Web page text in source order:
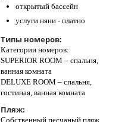
открытый бассейн
услуги няни - платно
Типы номеров:
Категории номеров:
SUPERIOR ROOM – спальня,
ванная комната
DELUXE ROOM – спальня,
гостиная, ванная комната
Пляж:
Собственный песчаный пляж